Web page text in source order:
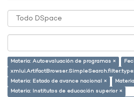
Materia: Autoevaluación de programas ×
Materia: Estado de avance nacional ×
Materia: Institutos de educación superior ×